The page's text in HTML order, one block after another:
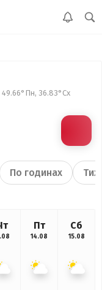
49.66°Пн, 36.83°Сх
По годинах
Пт
14.08
Сб
15.08